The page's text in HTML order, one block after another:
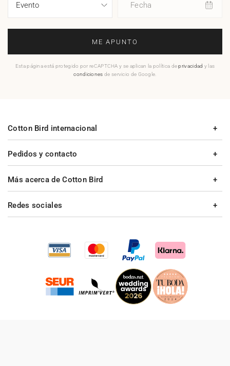
Fecha
ME APUNTO
Esta página está protegido por reCAPTCHA y se aplican la política deprivacidad y las
condiciones de servicio de Google.
Pedidos y contacto
Más acerca de Cotton Bird
Cotton Bird internacional
Redes sociales